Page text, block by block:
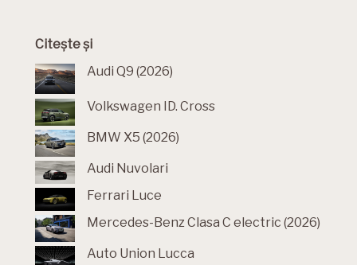
Citește și
Audi Q9 (2026)
Volkswagen ID. Cross
BMW X5 (2026)
Audi Nuvolari
Ferrari Luce
Mercedes-Benz Clasa C electric (2026)
Auto Union Lucca